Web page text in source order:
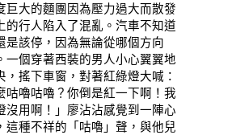
巨大的麵團因為壓力過大而散發
的行人陷入了混亂。汽車不知道
是該停，因為無論從哪個方向
一個穿著西裝的男人小心翼翼地
，搖下車窗，對著紅綠燈大喊：
咕嚕咕嚕？你倒是紅一下啊！我
沒用啊！」廖沾沾感覺到一陣心
這種不祥的「咕嚕」聲，與他兒